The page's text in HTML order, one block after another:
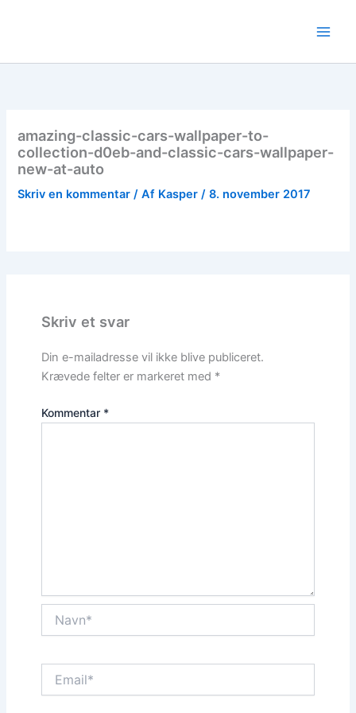
amazing-classic-cars-wallpaper-to-
collection-d0eb-and-classic-cars-wallpaper-
new-at-auto
Skriv en kommentar / Af Kasper/8. november 2017
Skriv et svar
Din e-mailadresse vil ikke blive publiceret.
Krævede felter er markeret med *
Kommentar *